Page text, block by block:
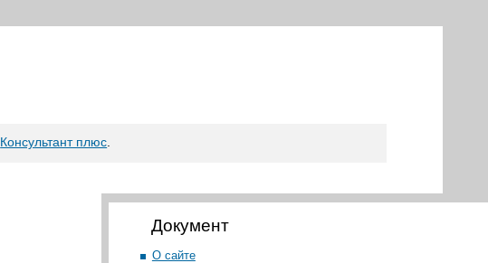
Консультант плюс
Документ
О сайте